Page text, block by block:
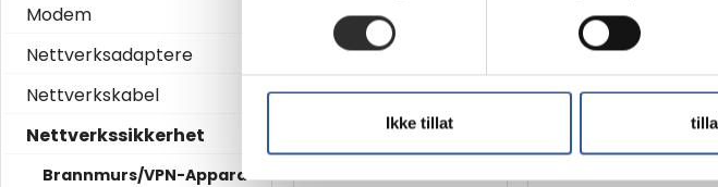
Ikke tillat
Modem
Nettverksadaptere
Nettverkskabel
Nettverkssikkerhet
Brannmurs/VPN-Apparater